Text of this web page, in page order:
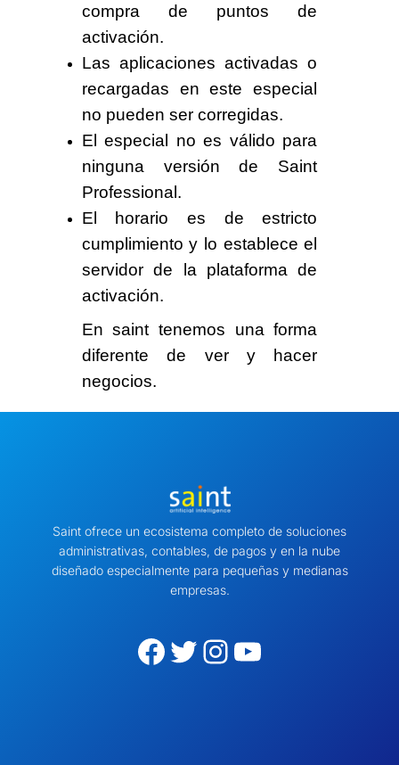
compra de puntos de
activación.
Las aplicaciones activadas o
recargadas en este especial
no pueden ser corregidas.
El especial no es válido para
ninguna versión de Saint
Professional .
El horario es de estricto
cumplimiento y lo establece el
servidor de la plataforma de
activación.
En saint tenemos una forma
diferente de ver y hacer
negocios.
Saint ofrece un ecosistema completo de soluciones
administrativas, contables, de pagos y en la nube
diseñado especialmente para pequeñas y medianas
empresas.
Facebook Twitter Instagram YouTube